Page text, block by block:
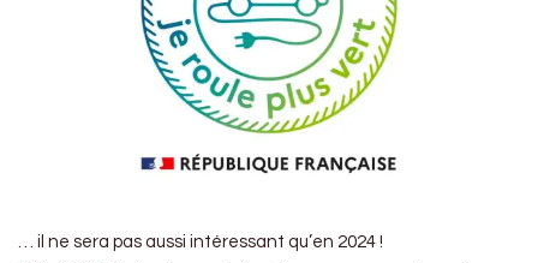
… il ne sera pas aussi intéressant qu’en 2024 !